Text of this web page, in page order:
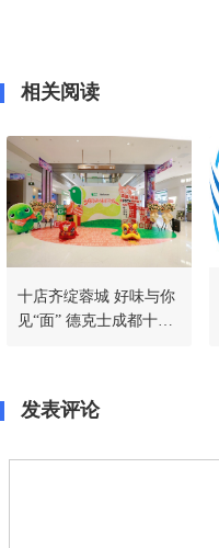
相关阅读
十店齐绽蓉城 好味与你
见“面” 德克士成都十店
发表评论